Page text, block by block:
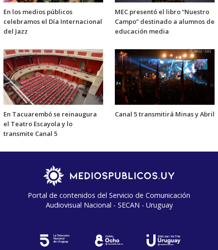
En los medios públicos
celebramos el Día Internacional
del Jazz
MEC presentó el libro “Nuestro
Campo” destinado a alumnos de
educación media
En Tacuarembó se reinaugura
el Teatro Escayola y lo
transmite Canal 5
Canal 5 transmitirá Minas y Abril
Portal de contenidos del Servicio de Comunicación
Audiovisual Nacional - SECAN - Uruguay